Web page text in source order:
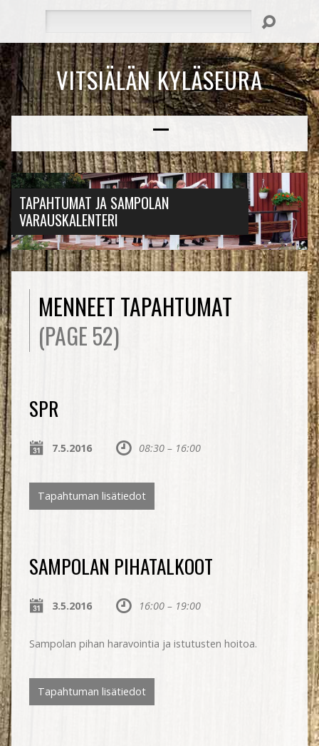
VITSIÄLÄN KYLÄSEURA
TAPAHTUMAT JA SAMPOLAN
VARAUSKALENTERI
MENNEET TAPAHTUMAT
(PAGE 52)
SPR
7.5.2016 08:30 – 16:00
Tapahtuman lisätiedot
SAMPOLAN PIHATALKOOT
3.5.2016 16:00 – 19:00
Sampolan pihan haravointia ja istutusten hoitoa.
Tapahtuman lisätiedot